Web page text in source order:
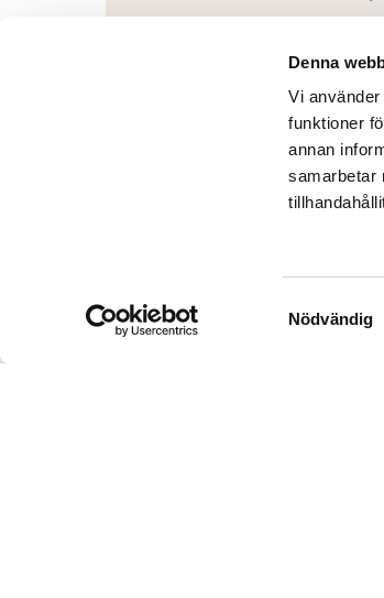
Denna
Vi
funktioner
annan
samarbetar
Nödvändig
E-post *